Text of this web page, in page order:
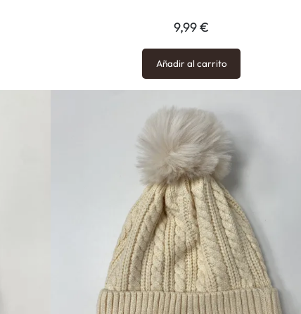
9,99€
Añadir al carrito